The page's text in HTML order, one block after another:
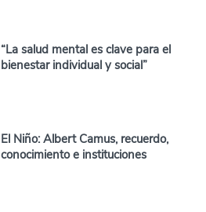
“La salud mental es clave para el
bienestar individual y social”
El Niño: Albert Camus, recuerdo,
conocimiento e instituciones